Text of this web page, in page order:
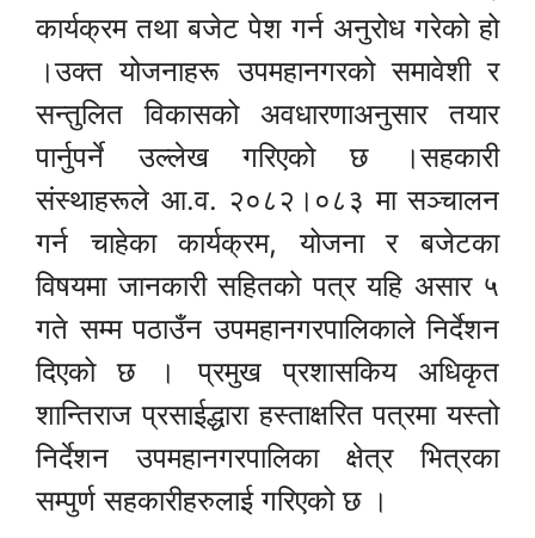
कार्यक्रम तथा बजेट पेश गर्न अनुरोध गरेको हो
।उक्त योजनाहरू उपमहानगरको समावेशी र
सन्तुलित विकासको अवधारणाअनुसार तयार
पार्नुपर्ने उल्लेख गरिएको छ ।सहकारी
संस्थाहरूले आ.व. २०८२।०८३ मा सञ्चालन
गर्न चाहेका कार्यक्रम, योजना र बजेटका
विषयमा जानकारी सहितको पत्र यहि असार ५
गते सम्म पठाउँन उपमहानगरपालिकाले निर्देशन
दिएको छ । प्रमुख प्रशासकिय अधिकृत
शान्तिराज प्रसाईद्धारा हस्ताक्षरित पत्रमा यस्तो
निर्देशन उपमहानगरपालिका क्षेत्र भित्रका
सम्पुर्ण सहकारीहरुलाई गरिएको छ ।